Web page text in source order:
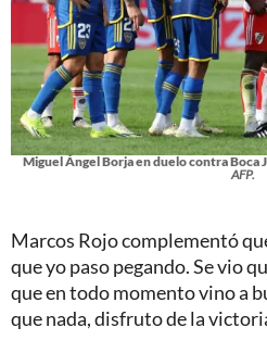
Miguel Ángel Borja en duelo contra Boca
AFP.
Marcos Rojo complementó
que yo paso pegando. Se vio
que en todo momento vino a
que nada, disfruto de la